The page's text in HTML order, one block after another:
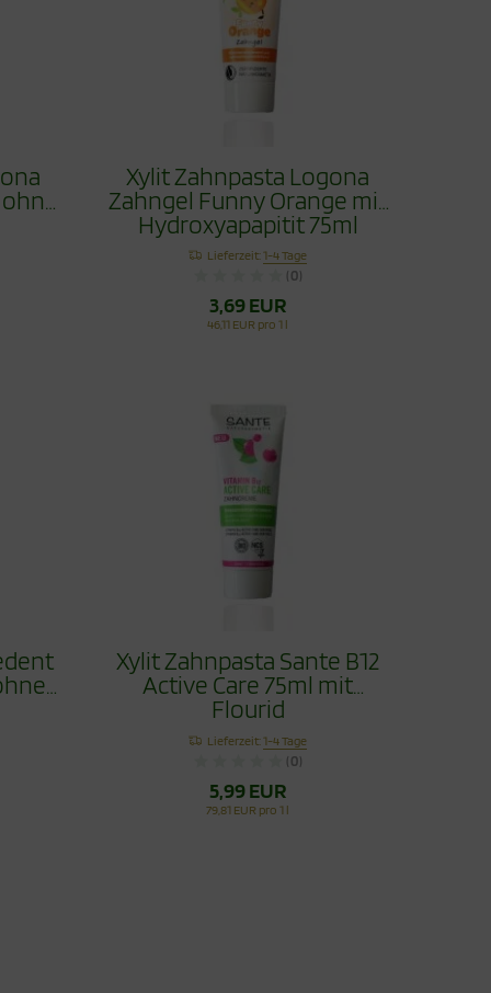
Xylit Zahnpasta Logona
Zahngel Funny Orange mit
Hydroxyapapitit 75ml
Lieferzeit:1-4 Tage
(0)
3,69 EUR
46,11 EUR pro 1 l
Xylit Zahnpasta Sante B12
Active Care 75ml mit
Flourid
Lieferzeit:1-4 Tage
(0)
5,99 EUR
79,81 EUR pro 1 l